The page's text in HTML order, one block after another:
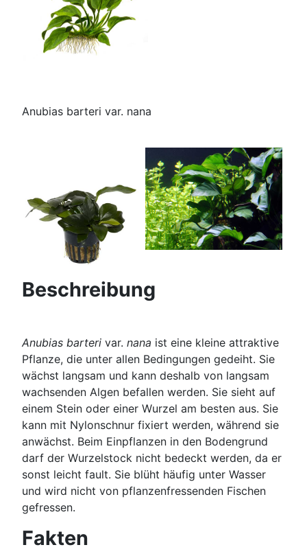
Anubias barteri var. nana
Beschreibung
Anubias barteri var. nana ist eine kleine attraktive
Pflanze, die unter allen Bedingungen gedeiht. Sie
wächst langsam und kann deshalb von langsam
wachsenden Algen befallen werden. Sie sieht auf
einem Stein oder einer Wurzel am besten aus. Sie
kann mit Nylonschnur fixiert werden, während sie
anwächst. Beim Einpflanzen in den Bodengrund
darf der Wurzelstock nicht bedeckt werden, da er
sonst leicht fault. Sie blüht häufig unter Wasser
und wird nicht von pflanzenfressenden Fischen
gefressen.
Fakten